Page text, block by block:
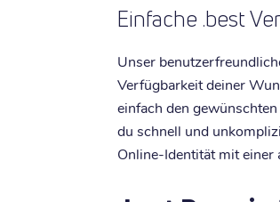
Einfache .best
Unser
Verfügbarkeit deiner
einfach den
du schnell und
Online-Identität mit einer